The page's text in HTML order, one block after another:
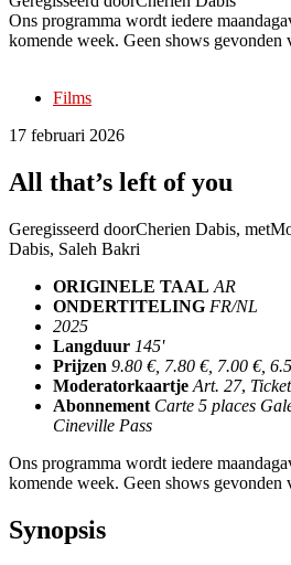
Ons programma wordt iedere
komende week. Geen shows gevonden
Films
17 februari 2026
All that’s left of you
Geregisseerd doorCherien Dabis, met
Dabis, Saleh Bakri
ORIGINELE TAAL AR
ONDERTITELING FR/NL
2025
Langduur 145'
Prijzen 9.80 €, 7.80 €, 7.00 €,
Moderatorkaartje Art. 27,
Abonnement Carte 5 places
Cineville Pass
Ons programma wordt iedere
komende week. Geen shows gevonden
Synopsis